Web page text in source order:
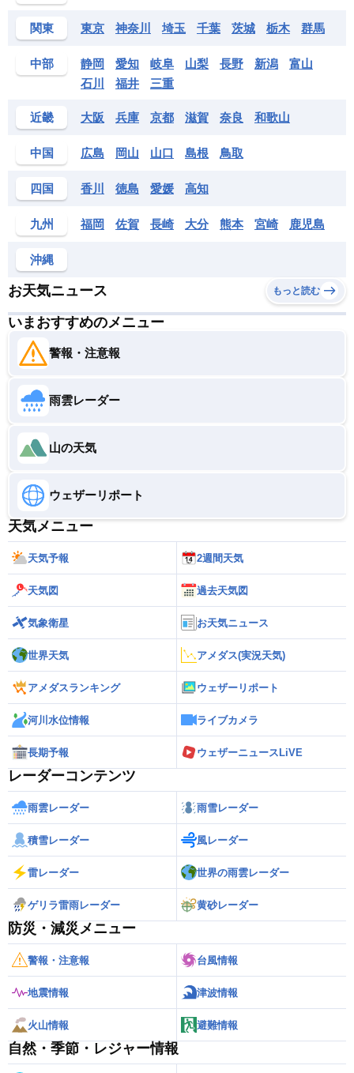
関東 東京 神奈川 埼玉 千葉 茨城 栃木 群馬
中部 静岡 愛知 岐阜 山梨 長野 新潟
富山
石川
福井 三重
近畿 大阪 兵庫 京都 滋賀 奈良 和歌山
中国 広島 岡山 山口 島根 鳥取
四国 香川 徳島 愛媛 高知
九州 福岡 佐賀 長崎 大分 熊本 宮崎 鹿児島
沖縄
お天気ニュース もっと読む
いまおすすめのメニュー
警報・注意報
雨雲レーダー
山の天気
ウェザーリポート
天気メニュー
天気予報 2週間天気
天気図 過去天気図
気象衛星 お天気ニュース
世界天気 アメダス(実況天気)
アメダスランキング ウェザーリポート
河川水位情報 ライブカメラ
長期予報 ウェザーニュースLiVE
レーダーコンテンツ
雨雲レーダー 雨雪レーダー
積雪レーダー 風レーダー
雷レーダー 世界の雨雲レーダー
ゲリラ雷雨レーダー 黄砂レーダー
防災・減災メニュー
警報・注意報 台風情報
地震情報 津波情報
火山情報 避難情報
自然・季節・レジャー情報